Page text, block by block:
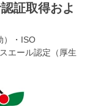
証取得およ
）・ISO
エール認定（厚生